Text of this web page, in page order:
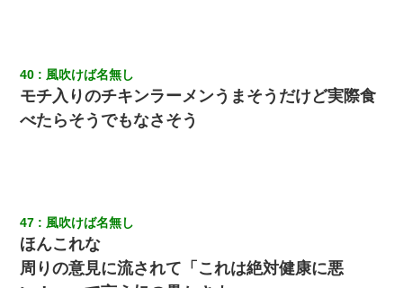
40 風吹けば名無し
モチ入りのチキンラーメンうまそうだけど実際食
べたらそうでもなさそう
47 風吹けば名無し
ほんこれな
周りの意見に流されて「これは絶対健康に悪